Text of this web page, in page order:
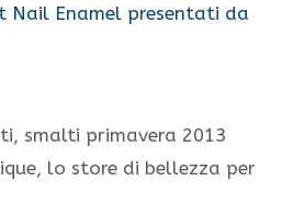
Nail Enamel presentati da
,smalti primavera 2013
lo store di bellezza per